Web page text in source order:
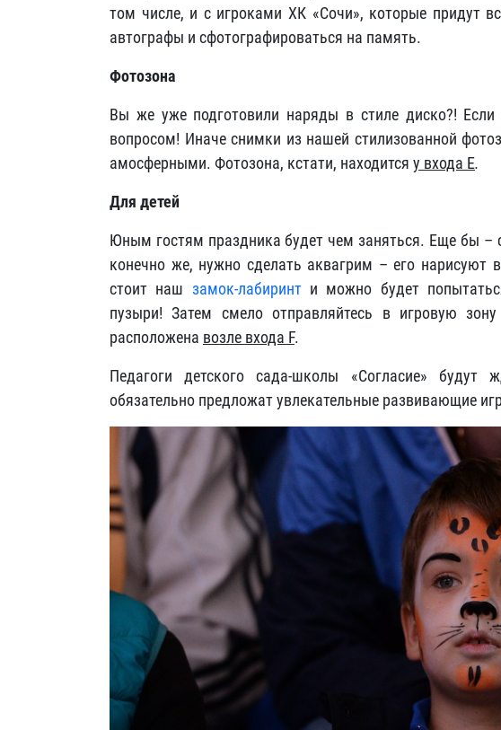
том числе, и с игроками ХК «Сочи», которые придут
автографы и сфотографироваться на память.
Фотозона
Вы же уже подготовили наряды в стиле диско?!
вопросом! Иначе снимки из нашей стилизованной
амосферными. Фотозона, кстати, находится у входа Е.
Для детей
Юным гостям праздника будет чем заняться. Еще бы –
конечно же, нужно сделать аквагрим – его нарисуют
стоит наш замок-лабиринти можно будет
пузыри! Затем смело отправляйтесь в игровую
расположена возле входа F.
Педагоги детского сада-школы «Согласие» будут
обязательно предложат увлекательные развивающие